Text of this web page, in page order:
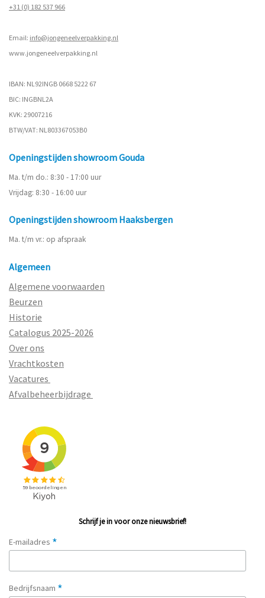
+31 (0) 182 537 966
Email: info@jongeneelverpakking.nl
www.jongeneelverpakking.nl
IBAN: NL92INGB 0668 5222 67
BIC: INGBNL2A
KVK: 29007216
BTW/VAT: NL803367053B0
Openingstijden showroom Gouda
Ma. t/m do.: 8:30 - 17:00 uur
Vrijdag: 8:30 - 16:00 uur
Openingstijden showroom Haaksbergen
Ma. t/m vr.: op afspraak
Algemeen
Algemene voorwaarden
Beurzen
Historie
Catalogus 2025-2026
Over ons
Vrachtkosten
Vacatures
Afvalbeheerbijdrage
Schrijf je in voor onze nieuwsbrief!
E-mailadres *
Bedrijfsnaam *